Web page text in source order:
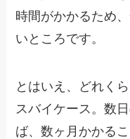
時間がかかるため
いところです。
とはいえ、どれく
スバイケース。数
ば、数ヶ月かかる